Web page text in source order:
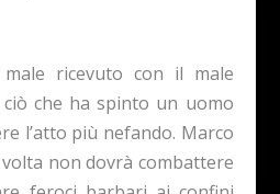
male ricevuto con il male
che ha spinto un uomo
l’atto più nefando. Marco
non dovrà combattere